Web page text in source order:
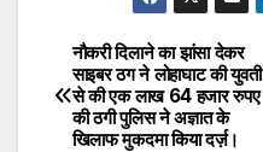
Post
navigation
नौकरी दिलाने का झांसा देकर
साइबर ठग ने लोहाघाट की युवती
से की एक लाख 64 हजार रुपए
की ठगी पुलिस ने अज्ञात के
खिलाफ मुकदमा किया दर्ज़।